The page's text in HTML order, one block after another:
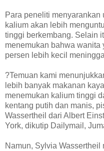
Para peneliti
kalium akan lebih
tinggi berkembang. Selain
menemukan bahwa
persen lebih kecil
?Temuan kami
lebih banyak makanan
menemukan kalium tinggi
kentang putih dan manis,
Wassertheil dari Albert
York, dikutip Dailymail,
Namun, Sylvia